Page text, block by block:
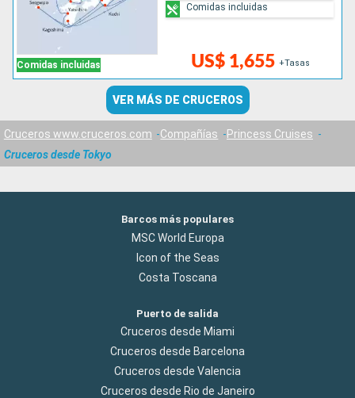
Comidas incluidas US$ 1,655 +Tasas
Comidas incluidas
VER MÁS DE CRUCEROS
Cruceros www.cruceros.com Compañías
Princess Cruises
Cruceros desde Tokyo
Barcos más populares
MSC World Europa
Icon of the Seas
Costa Toscana
Puerto de salida
Cruceros desde Miami
Cruceros desde Barcelona
Cruceros desde Valencia
Cruceros desde Rio de Janeiro